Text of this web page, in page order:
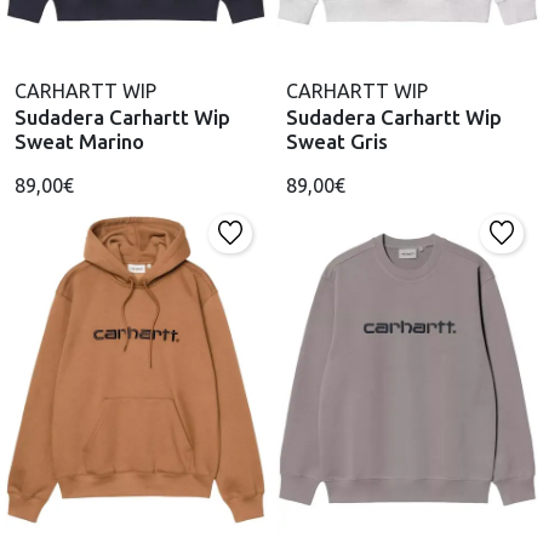
CARHARTT WIP
Sudadera Carhartt Wip
Sweat Marino
89,00€
CARHARTT WIP
Sudadera Carhartt Wip
Sweat Gris
89,00€